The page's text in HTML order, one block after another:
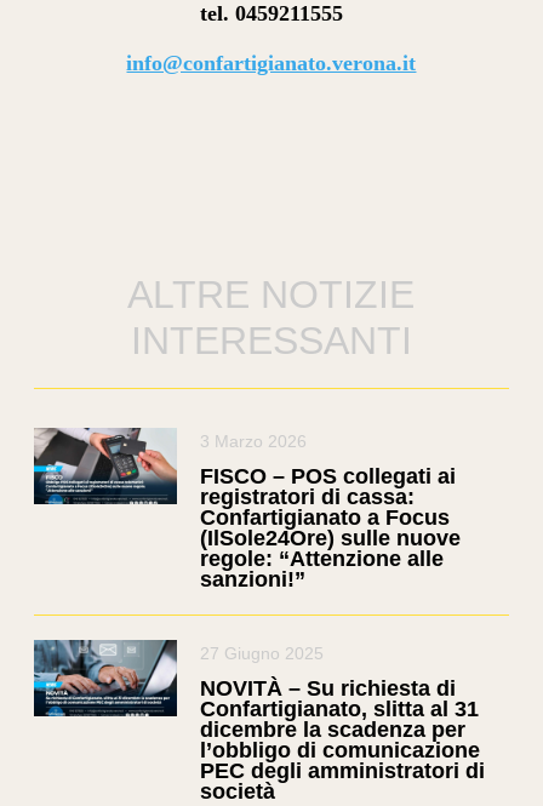
tel. 0459211555
info@confartigianato.verona.it
ALTRE NOTIZIE
INTERESSANTI
3 Marzo 2026
FISCO – POS collegati ai
registratori di cassa:
Confartigianato a Focus
(IlSole24Ore) sulle nuove
regole: “Attenzione alle
sanzioni!”
27 Giugno 2025
NOVITÀ – Su richiesta di
Confartigianato, slitta al 31
dicembre la scadenza per
l’obbligo di comunicazione
PEC degli amministratori di
società